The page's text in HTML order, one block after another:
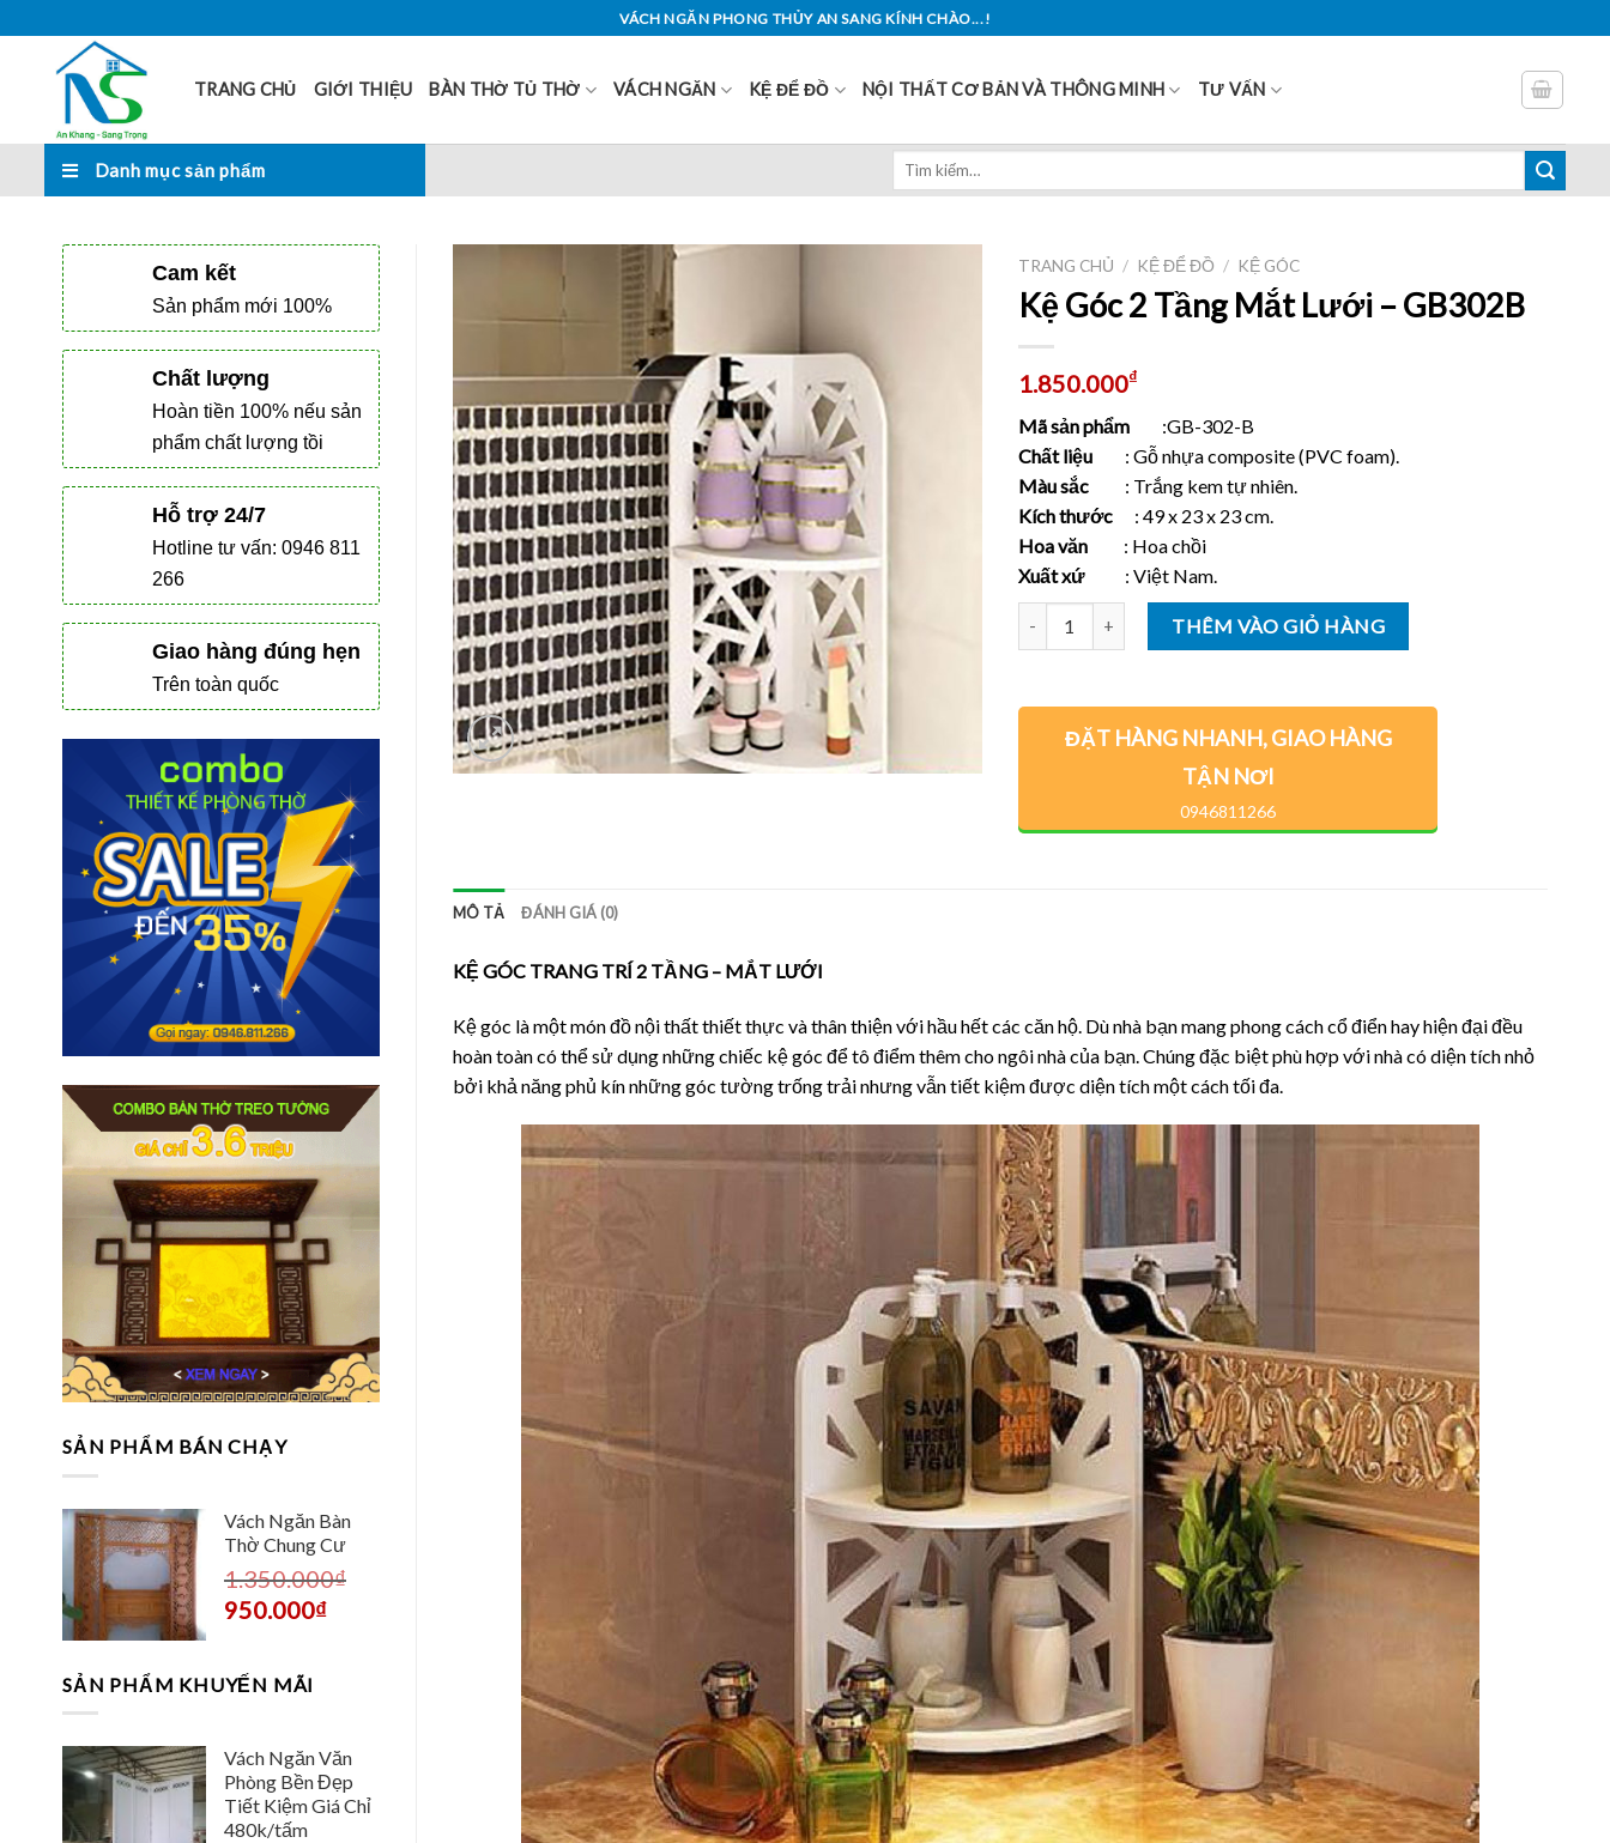
to
content
VÁCH NGĂN PHONG THỦY AN SANG KÍNH CHÀO...!
TRANG CHỦ GIỚI THIỆU BÀN THỜ TỦ THỜ VÁCH NGĂN KỆ ĐỂ ĐỒ NỘI THẤT CƠ BẢN VÀ THÔNG MINH TƯ VẤN
Danh mục sản phẩm
Tìm
Cam kết
Sản phẩm mới 100%
Chất lượng
Hoàn tiền 100% nếu sản
phẩm chất lượng tồi
Hỗ trợ 24/7
Hotline tư vấn: 0946 811
266
Giao hàng đúng hẹn
Trên toàn quốc
SẢN PHẨM BÁN CHẠY
Vách Ngăn Bàn
Thờ Chung Cư
1.350.000₫
950.000₫
SẢN PHẨM KHUYẾN MÃI
Vách Ngăn Văn
Phòng Bền Đẹp
Tiết Kiệm Giá Chỉ
480k/tấm
TRANG CHỦ / KỆ ĐỂ ĐỒ / KỆ GÓC
Kệ Góc 2 Tầng Mắt Lưới – GB302B
1.850.000₫
Mã sản phẩm :GB-302-B
Chất liệu : Gỗ nhựa composite (PVC foam).
Màu sắc : Trắng kem tự nhiên.
Kích thước : 49 x 23 x 23 cm.
Hoa văn : Hoa chồi
Xuất xứ : Việt Nam.
THÊM VÀO GIỎ HÀNG
ĐẶT HÀNG NHANH, GIAO HÀNG
TẬN NƠI
0946811266
MÔ TẢ ĐÁNH GIÁ (0)
KỆ GÓC TRANG TRÍ 2 TẦNG – MẮT LƯỚI
Kệ góc là một món đồ nội thất thiết thực và thân thiện với hầu hết các căn hộ. Dù nhà bạn mang phong cách cổ điển hay hiện đại đều
hoàn toàn có thể sử dụng những chiếc kệ góc để tô điểm thêm cho ngôi nhà của bạn. Chúng đặc biệt phù hợp với nhà có diện tích nhỏ
bởi khả năng phủ kín những góc tường trống trải nhưng vẫn tiết kiệm được diện tích một cách tối đa.